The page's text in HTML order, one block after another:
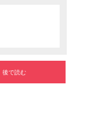
後で読む